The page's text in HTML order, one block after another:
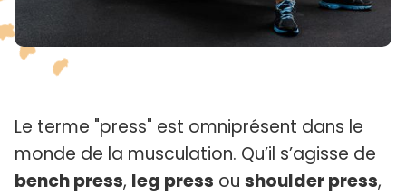
Le terme "press" est omniprésent dans le
monde de la musculation. Qu’il s’agisse de
bench press, leg press ou shoulder press,